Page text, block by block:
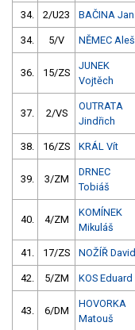
34. 2/U23 BAČINA Jan
34. 5/V NĚMEC Aleš
36. 15/ZS
JUNEK
Vojtěch
37. 2/VS
OUTRATA
Jindřich
38. 16/ZS KRÁL Vít
39. 3/ZM
DRNEC
Tobiáš
40. 4/ZM
KOMÍNEK
Mikuláš
41. 17/ZS NOŽÍŘ David
42. 5/ZM KOS Eduard
43. 6/DM
HOVORKA
Matouš